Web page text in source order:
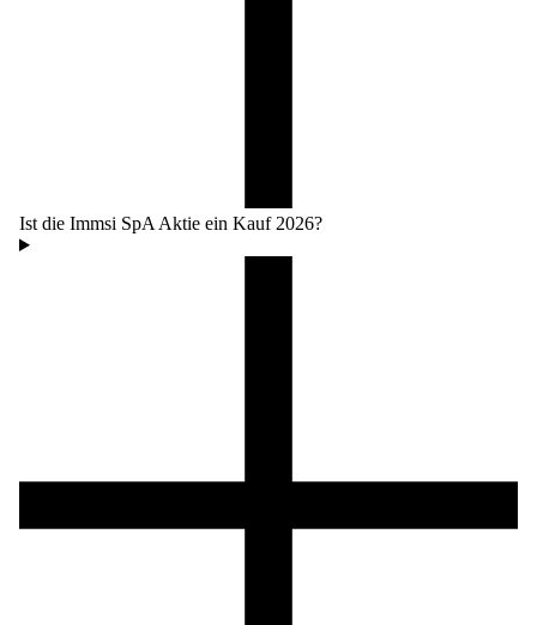
Ist die Immsi SpA Aktie ein Kauf 2026?